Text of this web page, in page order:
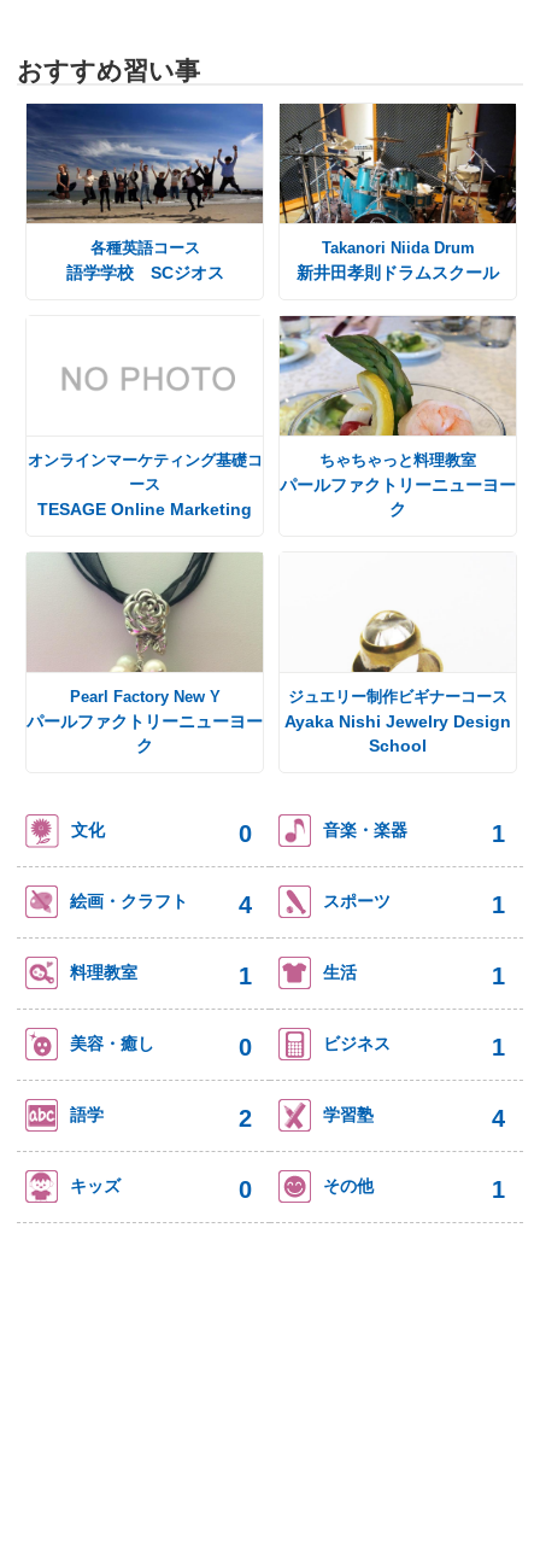
おすすめ習い事
各種英語コース
語学学校 SCジオス
Takanori Niida Drum
新井田孝則ドラムスクール
オンラインマーケティング基礎コ
ース
TESAGE Online Marketing
ちゃちゃっと料理教室
パールファクトリーニューヨー
ク
Pearl Factory New Y
パールファクトリーニューヨー
ク
ジュエリー制作ビギナーコース
Ayaka Nishi Jewelry Design
School
文化 0 音楽・楽器 1
絵画・クラフト 4 スポーツ 1
料理教室 1 生活 1
美容・癒し 0 ビジネス 1
語学 2 学習塾 4
キッズ 0 その他 1